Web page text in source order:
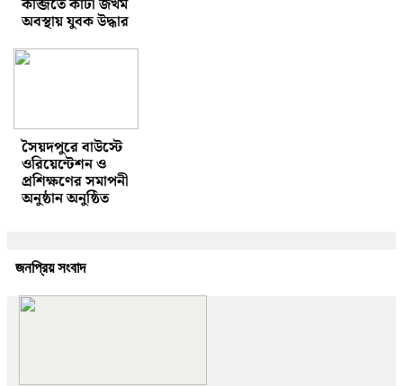
কব্জিতে কাটা জখম
অবস্থায় যুবক উদ্ধার
সৈয়দপুরে বাউস্টে
ওরিয়েন্টেশন ও
প্রশিক্ষণের সমাপনী
অনুষ্ঠান অনুষ্ঠিত
জনপ্রিয় সংবাদ